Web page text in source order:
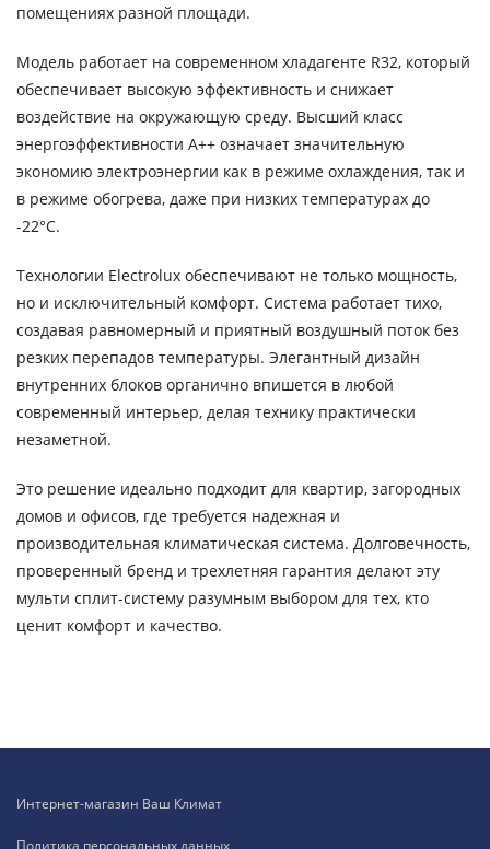
помещениях разной площади.
Модель работает на современном хладагенте R32, который
обеспечивает высокую эффективность и снижает
воздействие на окружающую среду. Высший класс
энергоэффективности A++ означает значительную
экономию электроэнергии как в режиме охлаждения, так и
в режиме обогрева, даже при низких температурах до
-22°C.
Технологии Electrolux обеспечивают не только мощность,
но и исключительный комфорт. Система работает тихо,
создавая равномерный и приятный воздушный поток без
резких перепадов температуры. Элегантный дизайн
внутренних блоков органично впишется в любой
современный интерьер, делая технику практически
незаметной.
Это решение идеально подходит для квартир, загородных
домов и офисов, где требуется надежная и
производительная климатическая система. Долговечность,
проверенный бренд и трехлетняя гарантия делают эту
мульти сплит-систему разумным выбором для тех, кто
ценит комфорт и качество.
Интернет-магазин Ваш Климат
Политика персональных данных